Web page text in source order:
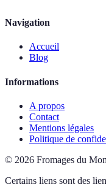
Navigation
Accueil
Blog
Informations
A propos
Contact
Mentions légales
Politique de
© 2026 Fromages du
Certains liens sont des